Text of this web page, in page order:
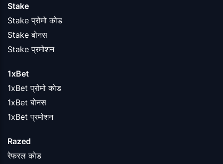
Stake
Stake प्रोमो कोड
Stake बोनस
Stake प्रमोशन
1xBet
1xBet प्रोमो कोड
1xBet बोनस
1xBet प्रमोशन
Razed
रेफरल कोड